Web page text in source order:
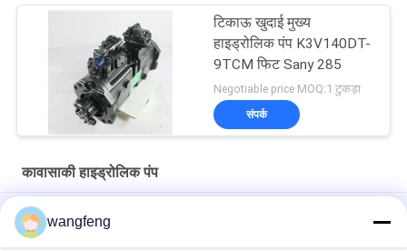
टिकाऊ खुदाई मुख्य
हाइड्रोलिक पंप K3V140DT-
9TCM फिट Sany 285
Negotiable price MOQ:1 टुकड़ा
संपर्क
कावासाकी हाइड्रोलिक पंप
मुख्य प्लंगर कावासाकी हाइड्रोलिक पंप K3V112DTP-HNOV-14 छोटा मुंह
wangfeng